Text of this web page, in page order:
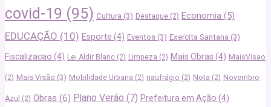
covid-19 (95) Cultura (3) Destaque (2) Economia (5)
EDUCAÇÃO (10) Esporte (4) Eventos (3) Exercita Santana (3)
Fiscalizacao (4) Lei Aldir Blanc (2) Limpeza (2) Mais Obras (4) MaisVisao
(2) Mais Visão (3) Mobilidade Urbana (2) naufrágio (2) Nota (2) Novembro
Azul (2) Obras (6) Plano Verão (7) Prefeitura em Ação (4)